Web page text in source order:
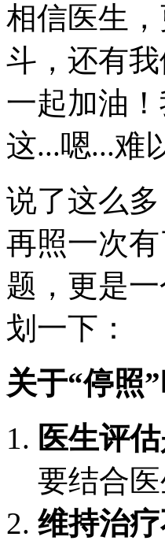
相信医生
斗，还有
一起加油
这...嗯...难
说了这么
再照一次
题，更是
划一下：
关于“停照
医生评
要结合
维持治疗